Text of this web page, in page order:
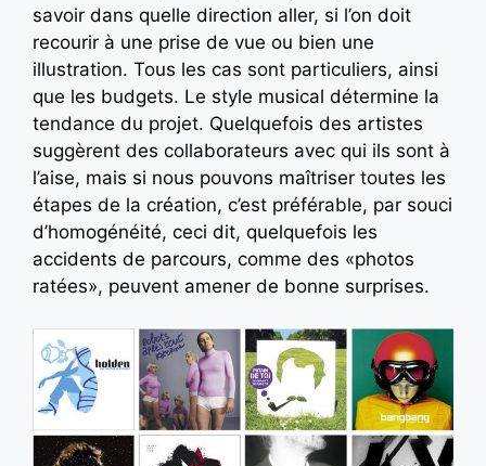
savoir dans quelle direction aller, si l’on doit
recourir à une prise de vue ou bien une
illustration. Tous les cas sont particuliers, ainsi
que les budgets. Le style musical détermine la
tendance du projet. Quelquefois des artistes
suggèrent des collaborateurs avec qui ils sont à
l’aise, mais si nous pouvons maîtriser toutes les
étapes de la création, c’est préférable, par souci
d’homogénéité, ceci dit, quelquefois les
accidents de parcours, comme des «photos
ratées», peuvent amener de bonne surprises.